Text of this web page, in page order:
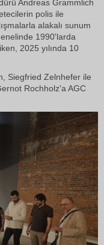
Andreas Grammlich
polis ile
alakalı sunum
1990'larda
2025 yılında 10
Siegfried Zelnhefer ile
Rochholz'a AGC